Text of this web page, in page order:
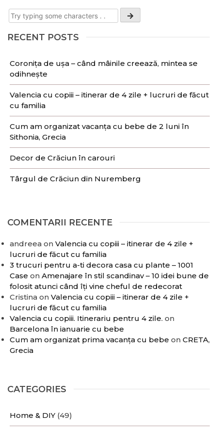
RECENT POSTS
Coronița de ușa – când mâinile creează, mintea se
odihnește
Valencia cu copiii – itinerar de 4 zile + lucruri de făcut
cu familia
Cum am organizat vacanța cu bebe de 2 luni în
Sithonia, Grecia
Decor de Crăciun în carouri
Târgul de Crăciun din Nuremberg
COMENTARII RECENTE
andreea on Valencia cu copiii – itinerar de 4 zile +
lucruri de făcut cu familia
3 trucuri pentru a-ti decora casa cu plante – 1001
Case on Amenajare în stil scandinav – 10 idei bune de
folosit atunci când îți vine cheful de redecorat
Cristina on Valencia cu copiii – itinerar de 4 zile +
lucruri de făcut cu familia
Valencia cu copiii. Itinerariu pentru 4 zile. on
Barcelona în ianuarie cu bebe
Cum am organizat prima vacanța cu bebe on CRETA,
Grecia
CATEGORIES
Home & DIY (49)